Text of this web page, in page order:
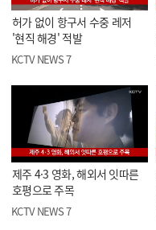
허가 없이 항구서 수중 레저
'현직 해경' 적발
KCTV NEWS 7
제주 4·3 영화, 해외서 잇따른
호평으로 주목
KCTV NEWS 7